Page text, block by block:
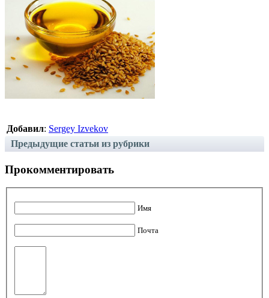
Добавил: Sergey Izvekov
Предыдущие статьи из рубрики
Прокомментировать
Имя
Почта